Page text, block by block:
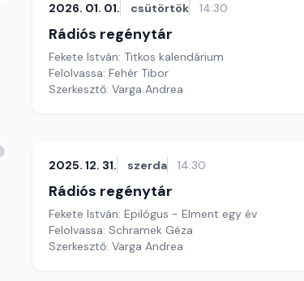
2026. 01. 01. csütörtök 14:30
Rádiós regénytár
Fekete István: Titkos kalendárium
Felolvassa: Fehér Tibor
Szerkesztő: Varga Andrea
2025. 12. 31. szerda 14:30
Rádiós regénytár
Fekete István: Epilógus - Elment egy év
Felolvassa: Schramek Géza
Szerkesztő: Varga Andrea